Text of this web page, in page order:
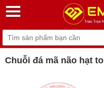
Chuỗi đá mã não hạt to